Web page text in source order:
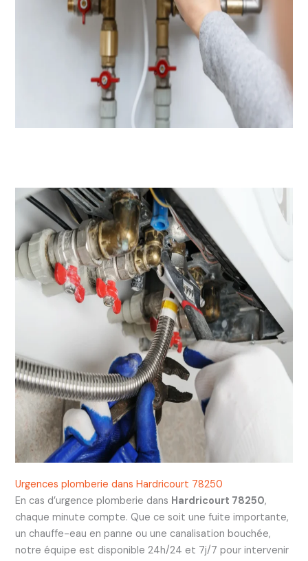
Urgences plomberie dans Hardricourt 78250
En cas d’urgence plomberie dans Hardricourt 78250,
chaque minute compte. Que ce soit une fuite importante,
un chauffe-eau en panne ou une canalisation bouchée,
notre équipe est disponible 24h/24 et 7j/7 pour intervenir